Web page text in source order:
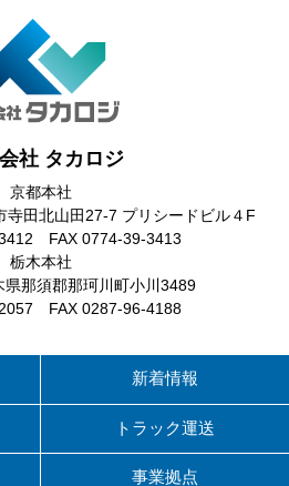
社 タカロジ
京都本社
寺田北山田27-7 プリシードビル４F
FAX 0774-39-3413
栃木本社
那須郡那珂川町小川3489
FAX 0287-96-4188
新着情報
トラック運送
事業拠点